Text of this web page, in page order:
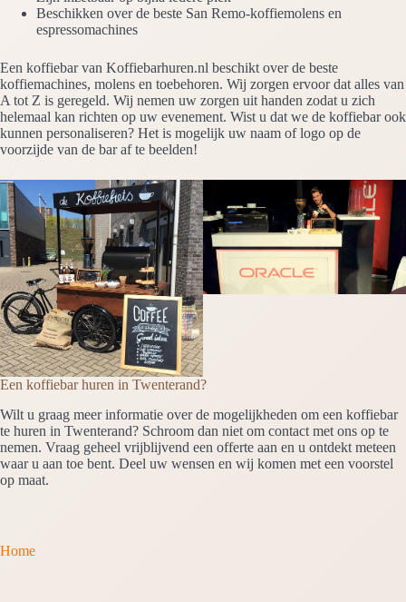
Beschikken over de beste San Remo-koffiemolens en
espressomachines
Een koffiebar van Koffiebarhuren.nl beschikt over de beste
koffiemachines, molens en toebehoren. Wij zorgen ervoor dat alles van
A tot Z is geregeld. Wij nemen uw zorgen uit handen zodat u zich
helemaal kan richten op uw evenement. Wist u dat we de koffiebar ook
kunnen personaliseren? Het is mogelijk uw naam of logo op de
voorzijde van de bar af te beelden!
Een koffiebar huren in Twenterand?
Wilt u graag meer informatie over de mogelijkheden om een koffiebar
te huren in Twenterand? Schroom dan niet om contact met ons op te
nemen. Vraag geheel vrijblijvend een offerte aan en u ontdekt meteen
waar u aan toe bent. Deel uw wensen en wij komen met een voorstel
op maat.
Home